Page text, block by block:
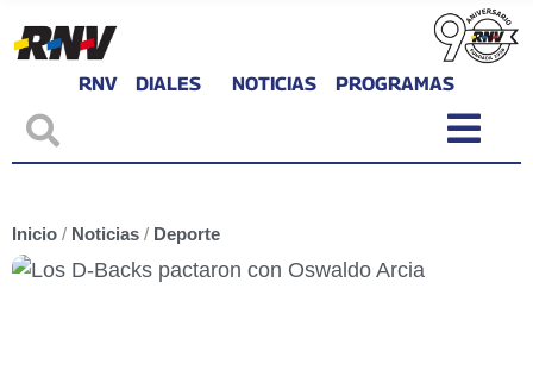
RNV DIALES NOTICIAS PROGRAMAS
Inicio / Noticias / Deporte